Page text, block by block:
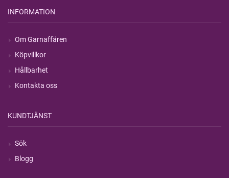
INFORMATION
Om Garnaffären
Köpvillkor
Hållbarhet
Kontakta oss
KUNDTJÄNST
Sök
Blogg